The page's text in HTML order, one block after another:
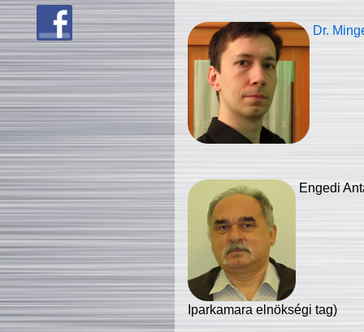
Dr.
Engedi
Iparkamara elnökségi tag)